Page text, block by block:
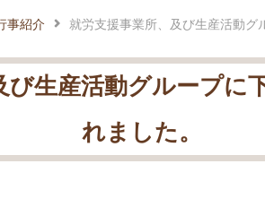
事紹介 就労支援事業所、及び生産活動グ
び生産活動グループに
れました。